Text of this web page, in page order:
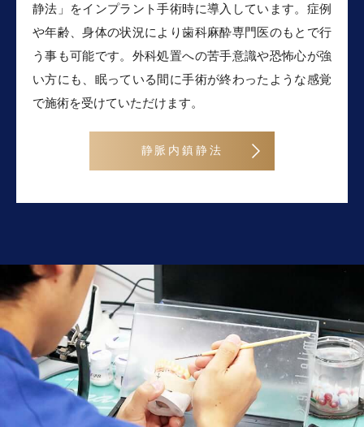
静法」をインプラント手術時に導入しています。症例
や年齢、身体の状況により歯科麻酔専門医のもとで行
う事も可能です。外科処置への苦手意識や恐怖心が強
い方にも、眠っている間に手術が終わったような感覚
で施術を受けていただけます。
静脈内鎮静法